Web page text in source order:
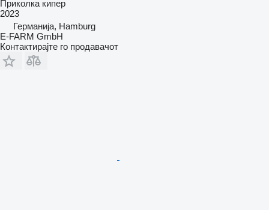
Приколка кипер
2023
Германија, Hamburg
E-FARM GmbH
Контактирајте го продавачот